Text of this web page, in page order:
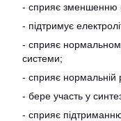
- сприяє зменшенню
- підтримує
- сприяє
системи;
- сприяє нормальній
- бере участь у
- сприяє підтриманню